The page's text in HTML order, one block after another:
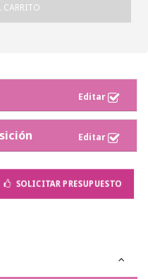
CARRITO
SOLICITAR PRESUPUESTO